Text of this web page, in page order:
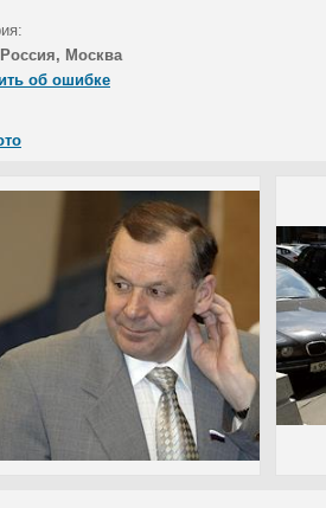
Россия, Москва
об ошибке